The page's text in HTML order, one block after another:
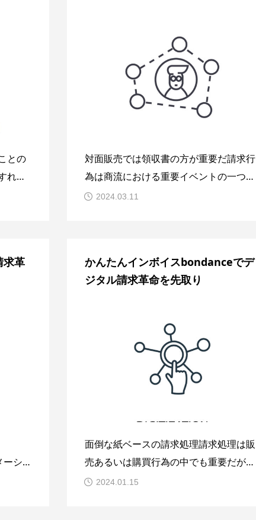
との
れ
かか
度の
対面販売では領収書の方が重要だ請求行
為は商流における重要イベントの一つが
であることには異論はない。モノやサー
において請求行為は対象となるモノやサ
ービスの提供と買い手による対価支払
2024.03.11
革
ーシ
り
かんたんインボイスbondanceでデ
ジタル請求革命を先取り
面倒な紙ベースの請求処理請求処理は販
売あるいは購買行為の中でも重要だが面
倒な手続きでもある。物販でもサービス
2024.01.15